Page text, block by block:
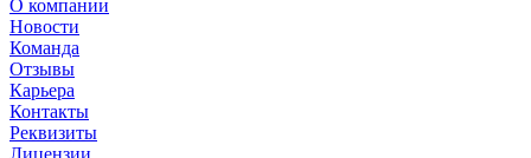
О компании
Новости
Команда
Отзывы
Карьера
Контакты
Реквизиты
Лицензии